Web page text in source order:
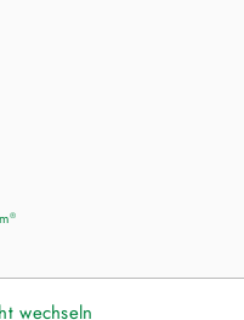
®
wechseln